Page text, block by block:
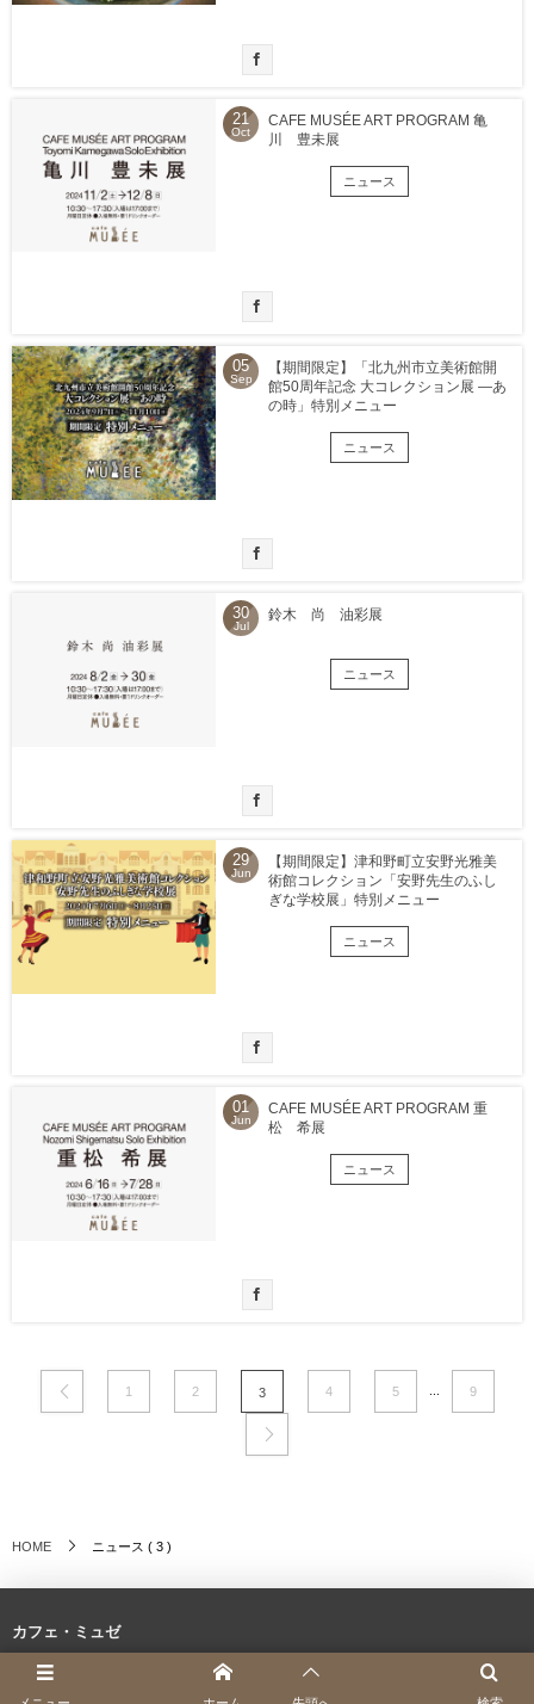
21
Oct
CAFE MUSÉE ART PROGRAM 亀
川 豊未展
ニュース
05
Sep
【期間限定】「北九州市立美術館開
館50周年記念 大コレクション展 ―あ
の時」特別メニュー
ニュース
30
Jul
鈴木 尚 油彩展
ニュース
29
Jun
【期間限定】津和野町立安野光雅美
術館コレクション「安野先生のふし
ぎな学校展」特別メニュー
ニュース
01
Jun
CAFE MUSÉE ART PROGRAM 重
松 希展
ニュース
1 2 3 4 5 9
HOME ニュース ( 3 )
カフェ・ミュゼ